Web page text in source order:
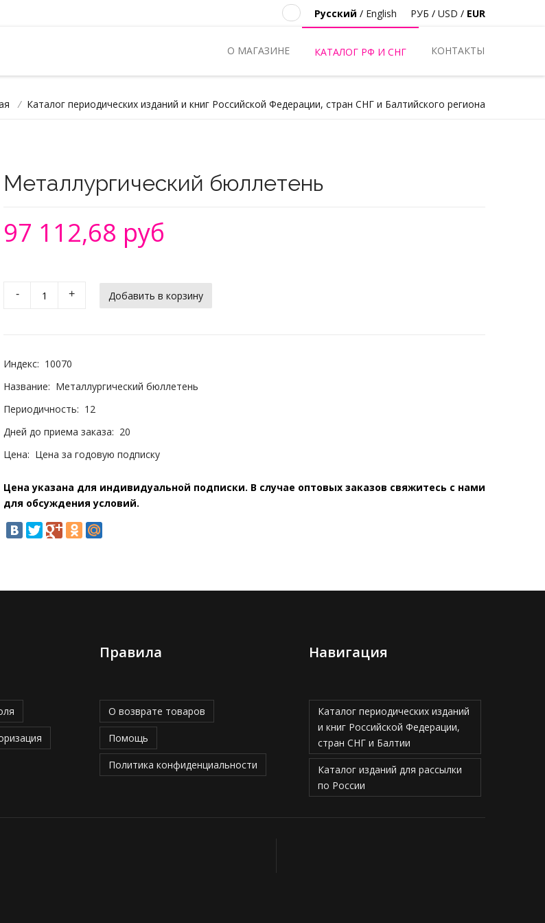
РУБ / USD / EUR
Русский / English
О МАГАЗИНЕ КАТАЛОГ РФ И СНГ КОНТАКТЫ
/ Каталог периодических изданий и книг Российской Федерации, стран СНГ и Балтийского региона
Металлургический бюллетень
97 112,68 руб
- +
Индекс: 10070
Название: Металлургический бюллетень
Периодичность: 12
Дней до приема заказа: 20
Цена: Цена за годовую подписку
Цена указана для индивидуальной подписки. В случае оптовых заказов свяжитесь с нами
для обсуждения условий.
Правила
О возврате товаров
Помощь
Политика конфиденциальности
Навигация
Каталог периодических изданий
и книг Российской Федерации,
стран СНГ и Балтии
Каталог изданий для рассылки
по России